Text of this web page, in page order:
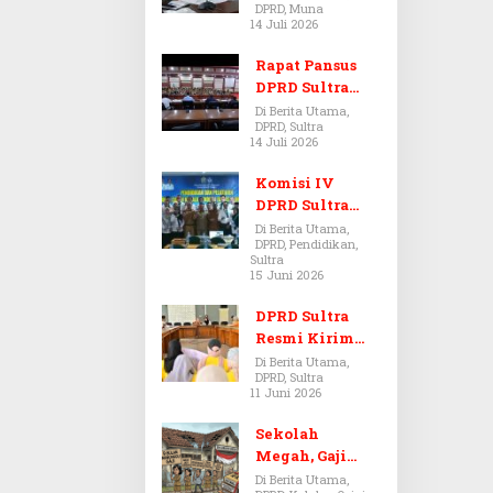
Dugaan Jual
Beli Tanah
Bermasalah di
Muna
DPRD, Muna
14 Juli 2026
Rapat Pansus
DPRD Sultra
Diskors Dua
Kali Akibat
Ketidakhadira
n Pj Sekda
Di Berita Utama,
DPRD, Sultra
14 Juli 2026
Komisi IV
DPRD Sultra
Kawal Hak
Guru,
Rencanakan
Pendidikan
Di Berita Utama,
DPRD, Pendidikan,
Sultra
15 Juni 2026
DPRD Sultra
Resmi Kirim
Aspirasi Tolak
Peraturan
BPOM No. 5
Tahun 2026 ke
Komisi IX DPR
Di Berita Utama,
DPRD, Sultra
11 Juni 2026
Sekolah
Megah, Gaji
Guru Berdarah-
Di Berita Utama,